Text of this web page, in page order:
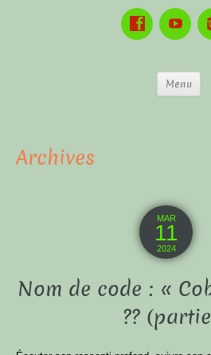
Menu
Archives
MAR
11
2024
Nom de code : «
??